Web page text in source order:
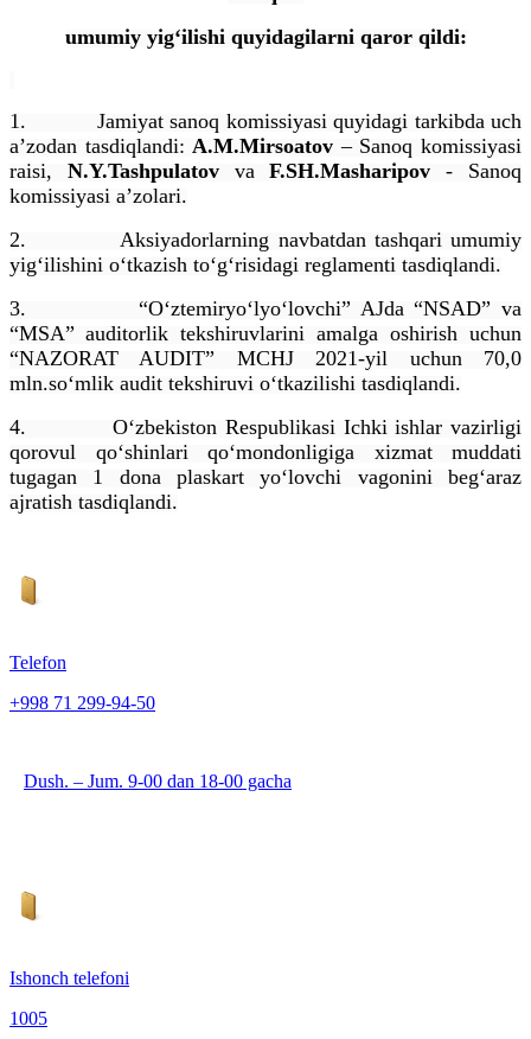
umumiy yig‘ilishi quyidagilarni qaror qildi:
1. Jamiyat sanoq komissiyasi quyidagi tarkibda uch
a’zodan tasdiqlandi:A.M.Mirsoatov – Sanoq komissiyasi
raisi, N.Y.TashpulatovvaF.SH.Masharipov - Sanoq
komissiyasi a’zolari.
2.Aksiyadorlarning navbatdan tashqari umumiy
yig‘ilishini o‘tkazish to‘g‘risidagi reglamenti tasdiqlandi.
3.“O‘ztemiryo‘lyo‘lovchi” AJda“NSAD” va
“MSA” auditorlik tekshiruvlarini amalga oshirish uchun
“NAZORAT AUDIT” MCHJ2021-yil uchun 70,0
mln.so‘mlik audit tekshiruvi o‘tkazilishi tasdiqlandi.
4.O‘zbekiston Respublikasi Ichki ishlar vazirligi
qorovul qo‘shinlari qo‘mondonligiga xizmat muddati
tugagan 1 dona plaskart yo‘lovchi vagonini beg‘araz
ajratish tasdiqlandi.
Telefon
+998 71 299-94-50
Dush. – Jum. 9-00 dan 18-00 gacha
Ishonch telefoni
1005